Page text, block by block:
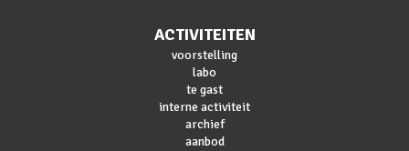
ACTIVITEITEN
voorstelling
labo
te gast
interne activiteit
archief
aanbod